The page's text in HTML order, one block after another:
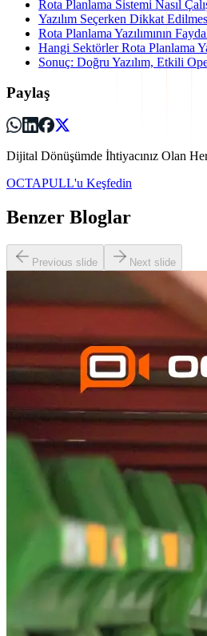
Rota Planlama Sistemi Nasıl
Yazılım Seçerken Dikkat
Rota Planlama Yazılımının
Hangi Sektörler Rota Planlama
Sonuç: Doğru Yazılım, Etkili
Paylaş
Dijital Dönüşümde İhtiyacınız Olan
OCTAPULL'u Keşfedin
Benzer Bloglar
Previous slide Next slide